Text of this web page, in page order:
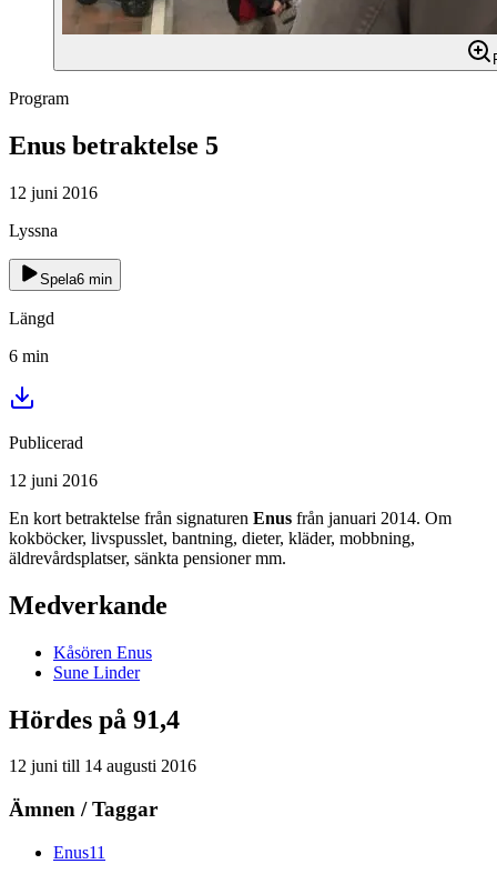
Program
Enus betraktelse 5
12 juni 2016
Lyssna
Spela6 min
Längd
6 min
Publicerad
12 juni 2016
En kort betraktelse från signaturen Enus från januari 2014. Om
kokböcker, livspusslet, bantning, dieter, kläder, mobbning,
äldrevårdsplatser, sänkta pensioner mm.
Medverkande
Kåsören Enus
Sune Linder
Hördes på 91,4
12 juni till 14 augusti 2016
Ämnen / Taggar
Enus11